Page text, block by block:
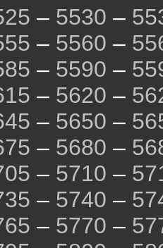
– 5530 –
– 5560 –
– 5590 –
– 5620 –
– 5650 –
– 5680 –
– 5710 –
– 5740 –
– 5770 –